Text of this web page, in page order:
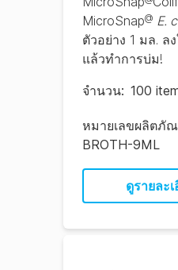
MicroSnap@ E.
ตัวอย่าง 1 มล. ล
แล้วทำการบ่ม!
จํานวน: 100
หมายเลขผลิตภั
BROTH-9ML
ดูรายละ